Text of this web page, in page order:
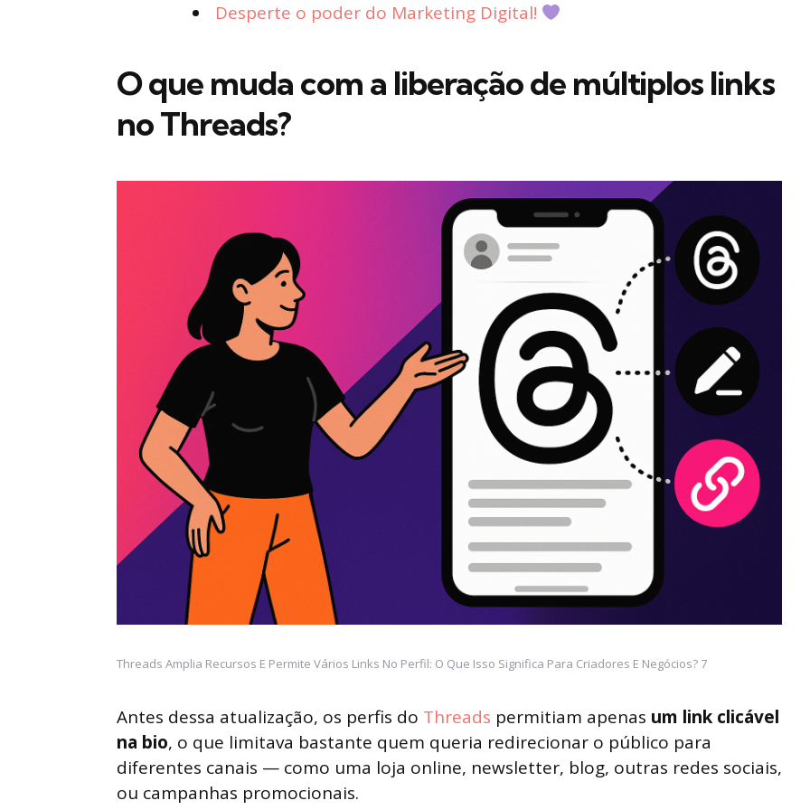
Desperte o poder do Marketing Digital!
O que muda com a liberação de múltiplos links
no Threads?
Threads Amplia Recursos E Permite Vários Links No Perfil: O Que Isso Significa Para Criadores E Negócios? 7
Antes dessa atualização, os perfis do Threads permitiam apenas um link clicável
na bio, o que limitava bastante quem queria redirecionar o público para
diferentes canais — como uma loja online, newsletter, blog, outras redes sociais,
ou campanhas promocionais.